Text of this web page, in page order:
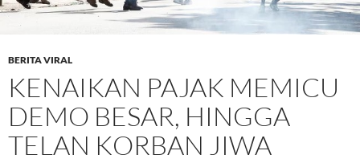
BERITA VIRAL
KENAIKAN PAJAK MEMICU
DEMO BESAR, HINGGA
TELAN KORBAN JIWA